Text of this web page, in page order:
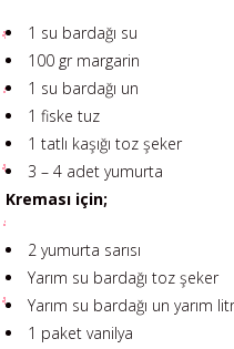
1 su bardağı su
100 gr margarin
1 su bardağı un
1 fiske tuz
1 tatlı kaşığı toz şeker
3 – 4 adet yumurta
Kreması için;
2 yumurta sarısı
Yarım su bardağı toz şeker
Yarım su bardağı un yarım
1 paket vanilya